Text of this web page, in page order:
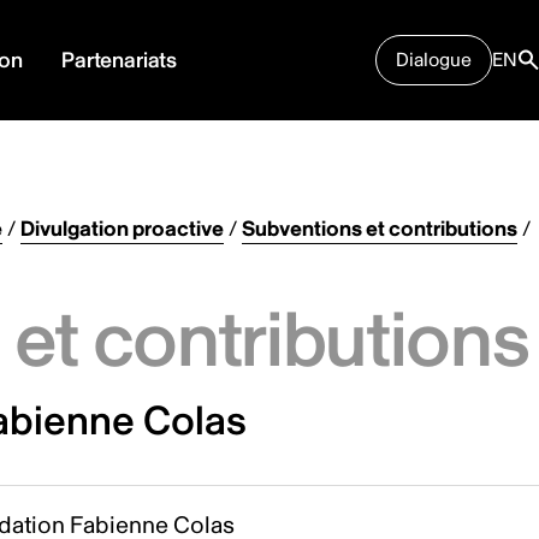
Partenariats Dialogue EN
/ Divulgation proactive/Subventions et contributions/
contributions
Colas
Fabienne Colas